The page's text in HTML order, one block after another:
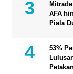
AFA
Piala
53%